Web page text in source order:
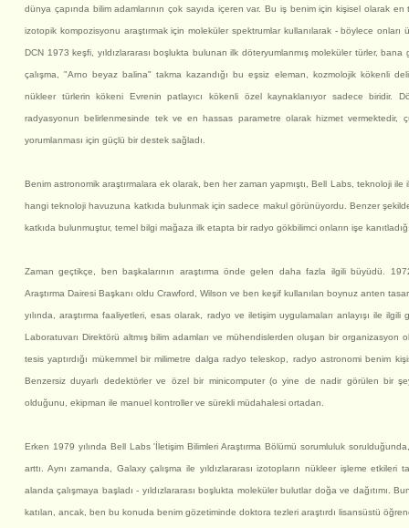
dünya çapında bilim adamlarının çok sayıda içeren var. Bu iş benim için kişisel olarak en
izotopik kompozisyonu araştırmak için moleküler spektrumlar kullanılarak - böylece
DCN 1973 keşfi, yıldızlararası boşlukta bulunan ilk döteryumlanmış moleküler türler, bana
çalışma, "Arno beyaz balina" takma kazandığı bu eşsiz eleman, kozmolojik kökenli
nükleer türlerin kökeni Evrenin patlayıcı kökenli özel kaynaklanıyor sadece biridir.
radyasyonun belirlenmesinde tek ve en hassas parametre olarak hizmet vermektedir,
yorumlanması için güçlü bir destek sağladı.
Benim astronomik araştırmalara ek olarak, ben her zaman yapmıştı, Bell Labs, teknoloji ile
hangi teknoloji havuzuna katkıda bulunmak için sadece makul görünüyordu. Benzer
katkıda bulunmuştur, temel bilgi mağaza ilk etapta bir radyo gökbilimci onların işe
Zaman geçtikçe, ben başkalarının araştırma önde gelen daha fazla ilgili büyüdü.
Araştırma Dairesi Başkanı oldu Crawford, Wilson ve ben keşif kullanılan boynuz anten
yılında, araştırma faaliyetleri, esas olarak, radyo ve iletişim uygulamaları anlayışı ile
Laboratuvarı Direktörü altmış bilim adamları ve mühendislerden oluşan bir organizasyon
tesis yaptırdığı mükemmel bir milimetre dalga radyo teleskop, radyo astronomi benim
Benzersiz duyarlı dedektörler ve özel bir minicomputer (o yine de nadir görülen bir
olduğunu, ekipman ile manuel kontroller ve sürekli müdahalesi ortadan.
Erken 1979 yılında Bell Labs 'İletişim Bilimleri Araştırma Bölümü sorumluluk
arttı. Aynı zamanda, Galaxy çalışma ile yıldızlararası izotopların nükleer işleme
alanda çalışmaya başladı - yıldızlararası boşlukta moleküler bulutlar doğa ve dağıtımı.
katılan, ancak, ben bu konuda benim gözetiminde doktora tezleri araştırdı lisansüstü